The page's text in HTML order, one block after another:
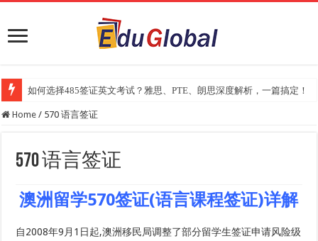
如何选择485签证英文考试？雅思、PTE、朗思深度解析，一篇搞定！
Home / 570 语言签证
570 语言签证
澳洲留学570签证(语言课程签证)详解
自2008年9月1日起,澳洲移民局调整了部分留学生签证申请风险级